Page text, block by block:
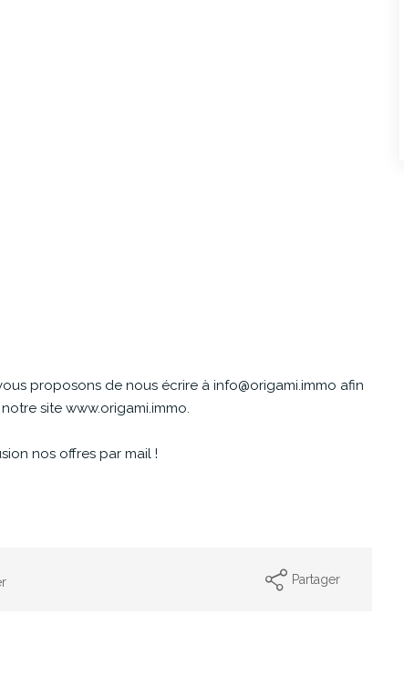
proposons de nous écrire à info@origami.immo afin
site www.origami.immo.
nos offres par mail !
Partager